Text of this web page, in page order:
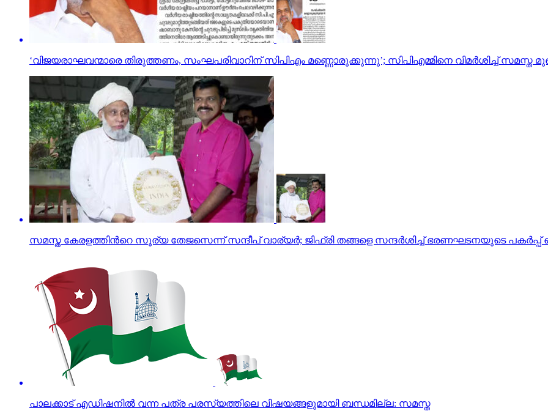
‘വിജയരാഘവന്മാരെ തിരുത്തണം, സംഘപരിവാറിന് സിപിഎം മണ്ണൊരുക്കുന്നു’; സിപിഎമ്മിനെ വിമര്‍ശിച്ച് സമസ്ത
സമസ്ത കേരളത്തിന്‍റെ സൂര്യ തേജസെന്ന് സന്ദീപ് വാര്യർ; ജിഫ്രി തങ്ങളെ സന്ദർശിച്ച് ഭരണഘടനയുടെ പകര്‍പ്പ്
പാലക്കാട് എഡിഷനില്‍ വന്ന പത്ര പരസ്യത്തിലെ വിഷയങ്ങളുമായി ബന്ധമില്ല: സമസ്ത